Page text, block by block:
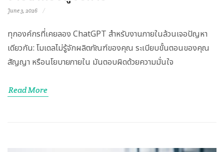
June 3, 2026
ทุกองค์กรที่เคยลอง ChatGPT สำหรับงานภายในล้วนเจอปัญหา
เดียวกัน: โมเดลไม่รู้จักผลิตภัณฑ์ของคุณ ระเบียบขั้นตอนของคุณ
สัญญา หรือนโยบายภายใน มันตอบผิดด้วยความมั่นใจ
Read More